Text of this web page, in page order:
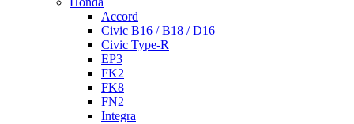
Accord
Civic B16 / B18 / D16
Civic Type-R
EP3
FK2
FK8
FN2
Integra